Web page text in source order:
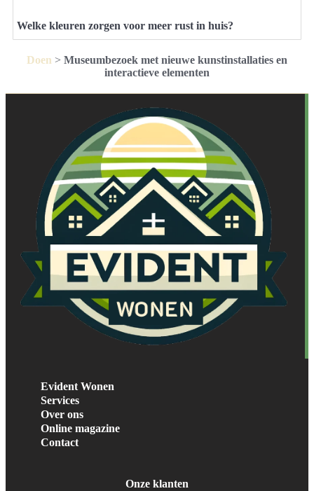
Welke kleuren zorgen voor meer rust in huis?
Doen > Museumbezoek met nieuwe kunstinstallaties en
interactieve elementen
Evident Wonen
Services
Over ons
Online magazine
Contact
Onze klanten